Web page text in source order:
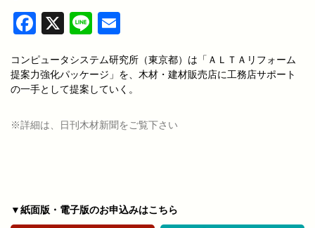
Facebook
X Line
コンピュータシステム研究所（東京都）は「ＡＬＴＡリフォーム
提案力強化パッケージ」を、木材・建材販売店に工務店サポート
の一手として提案していく。
※詳細は、日刊木材新聞をご覧下さい
▼紙面版・電子版のお申込みはこちら